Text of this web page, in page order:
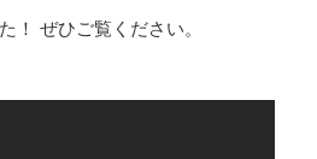
ぜひご覧ください。